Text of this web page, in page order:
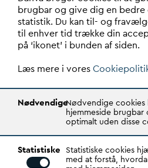
1606 København V
Tlf.: 70 21 00 55
CVR: 29031215
Transparency Register:
A er den samlende
Gennem stærke alliancer og
D ANVA
andets sag, som
brugbar og give dig en bedre
statistik. Du kan til- og
til enhver tid trække din
på ‘ikonet’ i bunden af siden.
Læs mere i vores
NødvendigeNødvendige
hjemmeside brugbar
optimalt uden disse
Statistiske Statistiske cookies
med at forstå,